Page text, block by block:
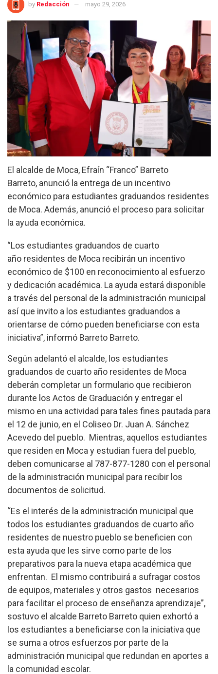
by Redacción mayo 29, 2026
El alcalde de Moca, Efraín “Franco” Barreto
Barreto, anunció la entrega de un incentivo
económico para estudiantes graduandos residentes
de Moca. Además, anunció el proceso para solicitar
la ayuda económica.
“Los estudiantes graduandos de cuarto
año residentes de Moca recibirán un incentivo
económico de $100 en reconocimiento al esfuerzo
y dedicación académica. La ayuda estará disponible
a través del personal de la administración municipal
así que invito a los estudiantes graduandos a
orientarse de cómo pueden beneficiarse con esta
iniciativa”, informó Barreto Barreto.
Según adelantó el alcalde, los estudiantes
graduandos de cuarto año residentes de Moca
deberán completar un formulario que recibieron
durante los Actos de Graduación y entregar el
mismo en una actividad para tales fines pautada para
el 12 de junio, en el Coliseo Dr. Juan A. Sánchez
Acevedo de l pueblo. Mientras, aquellos estudiantes
que residen en Moca y estudian fuera del pueblo,
deben comunicarse al 787-877-1280 con el personal
de la administración municipal para recibir los
documentos de solicitud.
“Es el interés de la administración municipal que
todos los estudiantes graduandos de cuarto año
residentes de nuestro pueblo se beneficien con
esta ayuda que les sirve como parte de los
preparativos para la nueva etapa académica que
enfrentan. El mismo contribuirá a sufragar costos
de equipos, materiales y otros gastos necesarios
para facilitar el proceso de enseñanza aprendizaje”,
sostuvo el alcalde Barreto Barreto quien exhortó a
los estudiantes a beneficiarse con la iniciativa que
se suma a otros esfuerzos por parte de la
administración municipal que redundan en aportes a
la comunidad escolar.